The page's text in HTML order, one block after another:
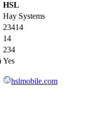
HSL
Hay Systems
23414
14
234
Yes
hslmobile.com